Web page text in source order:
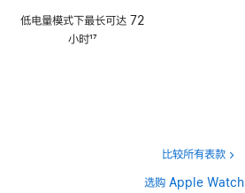
注
低电量模式下最长可达 72
小时17
比较所有表款
选购 Apple Watch